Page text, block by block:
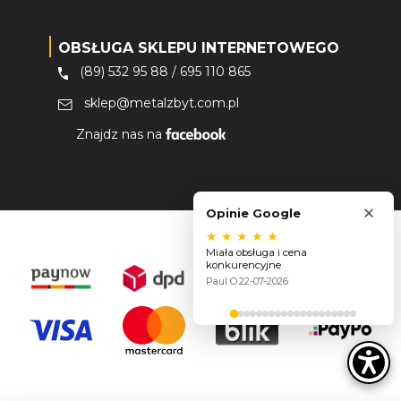
OBSŁUGA SKLEPU INTERNETOWEGO
(89) 532 95 88 / 695 110 865
sklep@metalzbyt.com.pl
Znajdz nas na
Opinie Google ×
★ ★ ★ ★ ★
Miała obsługa i cena
konkurencyjne
Paul O.22-07-2026